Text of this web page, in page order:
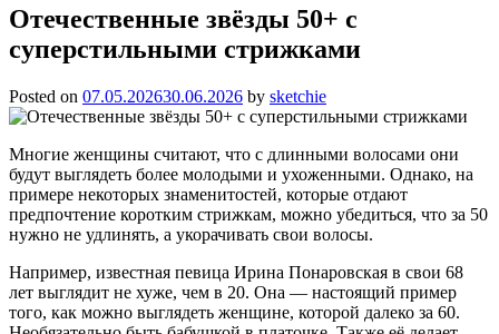
Отечественные звёзды 50+ с
суперстильными стрижками
Posted on 07.05.202630.06.2026 by sketchie
Многие женщины считают, что с длинными волосами они
будут выглядеть более молодыми и ухоженными. Однако, на
примере некоторых знаменитостей, которые отдают
предпочтение коротким стрижкам, можно убедиться, что за 50
нужно не удлинять, а укорачивать свои волосы.
Например, известная певица Ирина Понаровская в свои 68
лет выглядит не хуже, чем в 20. Она — настоящий пример
того, как можно выглядеть женщине, которой далеко за 60.